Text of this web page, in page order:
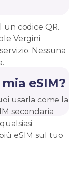
un codice QR.
Vergini
Nessuna
eSIM?
usarla come la
secondaria.
eSIM sul tuo